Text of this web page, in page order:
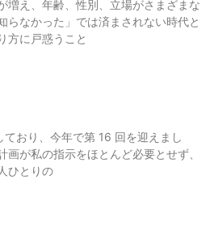
増え、年齢、性別、立場がさまざまな
なかった」では済まされない時代と
方に戸惑うこと
おり、今年で第 16 回を迎えまし
が私の指示をほとんど必要とせず、
ひとりの